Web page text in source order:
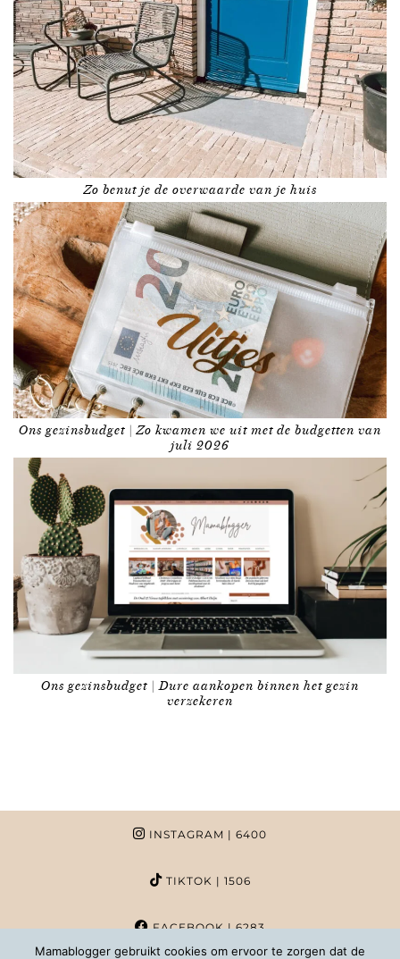
Zo benut je de overwaarde van je huis
Ons gezinsbudget | Zo kwamen we uit met de budgetten van
juli 2026
Ons gezinsbudget | Dure aankopen binnen het gezin
verzekeren
INSTAGRAM | 6400
TIKTOK | 1506
FACEBOOK| 6283
Mamablogger gebruikt cookies om ervoor te zorgen dat de